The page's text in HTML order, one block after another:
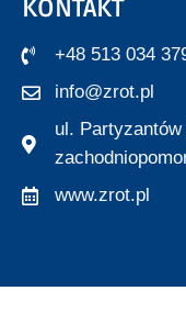
KONTAKT
+48 513 034
info@zrot.pl
ul.
www.zrot.pl